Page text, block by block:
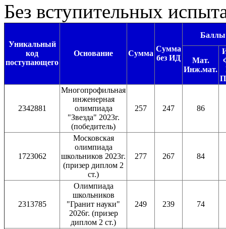
Без вступительных
Уникальный
код
поступающего
Основание Сумма
Сумма
без ИД
Мат.
Инж.мат.
2342881
Многопрофильная
инженерная
олимпиада
"Звезда" 2023г.
(победитель)
257 247 86
1723062
Московская
олимпиада
школьников 2023г.
(призер диплом 2
ст.)
277 267 84
2313785
Олимпиада
школьников
"Гранит науки"
2026г. (призер
диплом 2 ст.)
249 239 74